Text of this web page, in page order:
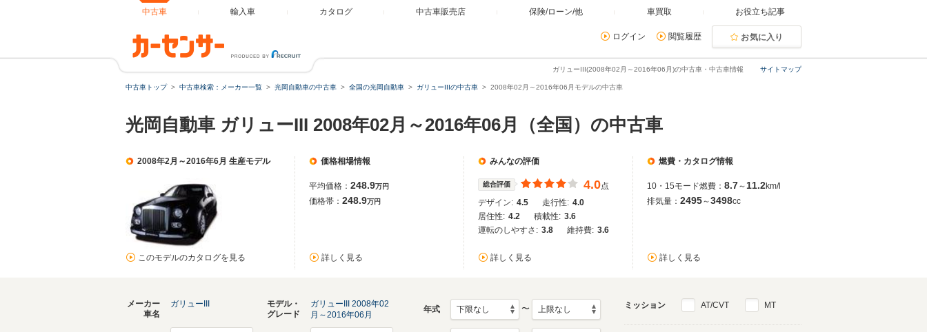
中古車 輸入車 カタログ 中古車販売店 保険/ローン/他 車買取 お役立ち記事
ログイン 閲覧履歴 お気に入り
サイトマップ
ガリューIII(2008年02月～2016年06月)の中古車・中古車情報
中古車トップ 中古車検索：メーカー一覧 光岡自動車の中古車 全国の光岡自動車 ガリューIIIの中古車 2008年02月～2016年06月モデルの中古車
光岡自動車 ガリューIII 2008年02月～2016年06月（全国）の中古車
2008年2月～2016年6月 生産モデル
このモデルのカタログを見る
価格相場情報
平均価格： 248.9万円
価格帯： 248.9万円
詳しく見る
みんなの評価
総合評価 4.0点
デザイン: 4.5 走行性: 4.0
居住性: 4.2 積載性: 3.6
運転のしやすさ: 3.8 維持費: 3.6
詳しく見る
燃費・カタログ情報
10・15モード燃費： 8.7～ 11.2km/l
排気量： 2495～3498cc
詳しく見る
メーカー
車名
ガリューIII
モデル・
グレード
ガリューIII 2008年02
月～2016年06月
年式 〜 ミッション AT/CVT MT